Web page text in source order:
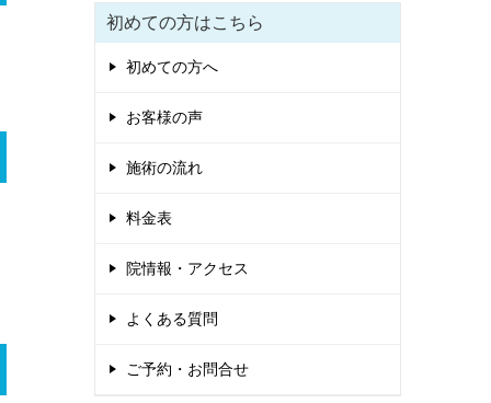
初めての方はこちら
初めての方へ
お客様の声
施術の流れ
料金表
院情報・アクセス
よくある質問
ご予約・お問合せ